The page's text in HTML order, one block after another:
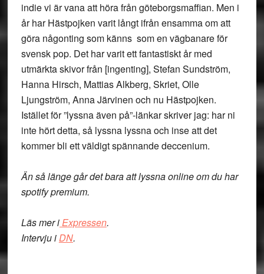
indie vi är vana att höra från göteborgsmaffian. Men i
år har Hästpojken varit långt ifrån ensamma om att
göra någonting som känns som en vägbanare för
svensk pop. Det har varit ett fantastiskt år med
utmärkta skivor från [ingenting], Stefan Sundström,
Hanna Hirsch, Mattias Alkberg, Skriet, Olle
Ljungström, Anna Järvinen och nu Hästpojken.
Istället för ”lyssna även på”-länkar skriver jag: har ni
inte hört detta, så lyssna lyssna och inse att det
kommer bli ett väldigt spännande deccenium.
Än så länge går det bara att lyssna online om du har
spotify premium.
Läs mer iExpressen.
Intervju iDN.